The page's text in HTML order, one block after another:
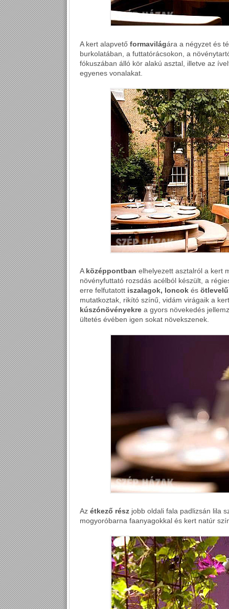
A kert alapvető formavilágára a négyzet és
burkolatában, a futtatórácsokon, a
fókuszában álló kör alakú asztal, illetve az
egyenes vonalakat.
A középpontban elhelyezett asztalról a kert
növényfuttató rozsdás acélból készült, a
erre felfutatott iszalagok, loncok és
mutatkoztak, rikító színű, vidám virágaik a
kúszónövényekre a gyors növekedés
ültetés évében igen sokat növekszenek.
Az étkező rész jobb oldali fala padlizsán lila
mogyoróbarna faanyagokkal és kert natúr